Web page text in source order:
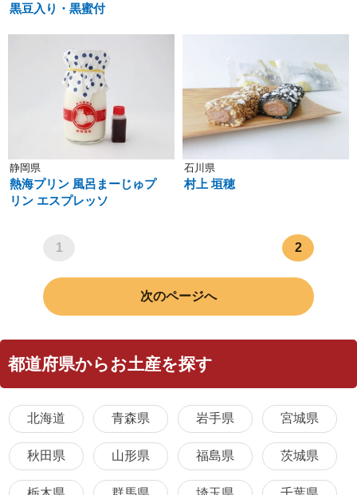
黒豆入り・黒蜜付
静岡県
熱海プリン 風呂まーじゅプ
リン エスプレッソ
石川県
村上 垣穂
1 2
次のページへ
都道府県からお土産を探す
北海道 青森県 岩手県 宮城県
秋田県 山形県 福島県 茨城県